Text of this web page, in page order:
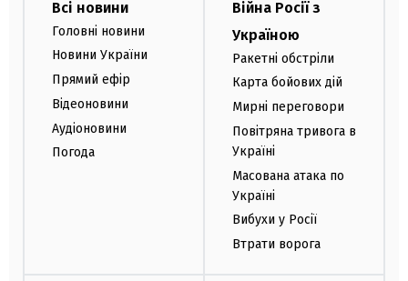
Всі новини
Головні новини
Новини України
Прямий ефір
Відеоновини
Аудіоновини
Погода
Війна Росії з
Україною
Ракетні обстріли
Карта бойових дій
Мирні переговори
Повітряна тривога в
Україні
Масована атака по
Україні
Вибухи у Росії
Втрати ворога